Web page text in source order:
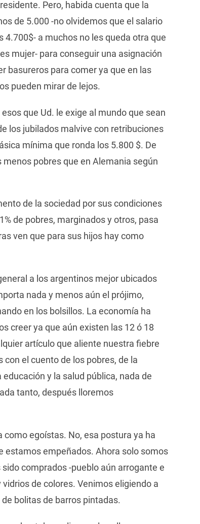
Pero, habida cuenta que la
de 5.000 -no olvidemos que el salario
4.700$- a muchos no les queda otra que
mujer- para conseguir una asignación
basureros para comer ya que en las
pueden mirar de lejos.
que Ud. le exige al mundo que sean
los jubilados malvive con retribuciones
mínima que ronda los 5.800 $. De
pobres que en Alemania según
de la sociedad por sus condiciones
de pobres, marginados y otros, pasa
ven que para sus hijos hay como
a los argentinos mejor ubicados
nada y menos aún el prójimo,
en los bolsillos. La economía ha
creer ya que aún existen las 12 ó 18
artículo que aliente nuestra fiebre
el cuento de los pobres, de la
y la salud pública, nada de
tanto, después lloremos
egoístas. No, esa postura ya ha
estamos empeñados. Ahora solo somos
comprados -pueblo aún arrogante e
de colores. Venimos eligiendo a
bolitas de barros pintadas.